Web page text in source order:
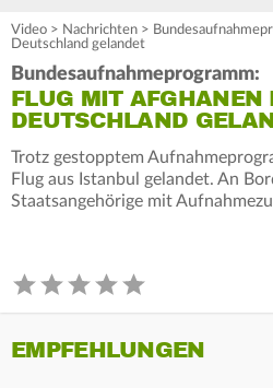
Video > Nachrichten >
Deutschland gelandet
Bundesaufnahmeprogramm:
FLUG MIT AFGHANEN
DEUTSCHLAND
Trotz gestopptem
Flug aus Istanbul gelandet. An
Staatsangehörige mit
EMPFEHLUNGEN